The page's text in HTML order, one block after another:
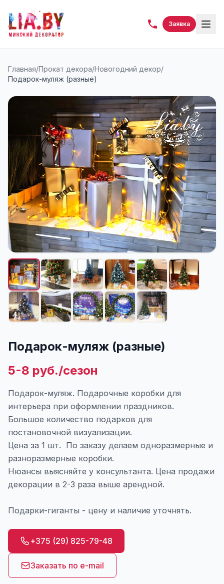
Заявка
Главная/Прокат декора/Новогодний декор/
Подарок-муляж (разные)
Подарок-муляж (разные)
5-8 руб./сезон
Подарок-муляж. Подарочные коробки для
интерьера при оформлении праздников.
Большое количество подарков для
постановочной визуализации.
Цена за 1 шт. По заказу делаем одноразмерные и
разноразмерные коробки.
Нюансы выясняйте у консультанта. Цена продажи
декорации в 2-3 раза выше арендной.
Подарки-гиганты - цену и наличие уточнять.
+375 (29) 825-79-48
Заказать по e-mail